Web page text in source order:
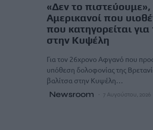
«Δεν το πιστεύουμε»,
Αμερικανοί που
που κατηγορείται
στην Κυψέλη
Για τον 26χρονο Αφγανό που
υπόθεση δολοφονίας της
βαλίτσα στην Κυψέλη…
Newsroom 7 Αυγούστου, 2026